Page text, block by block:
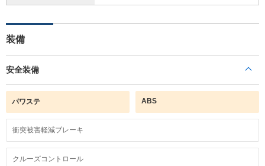
装備
安全装備
パワステ ABS
衝突被害軽減ブレーキ
クルーズコントロール